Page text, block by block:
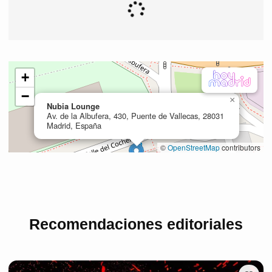
Recomendaciones editoriales